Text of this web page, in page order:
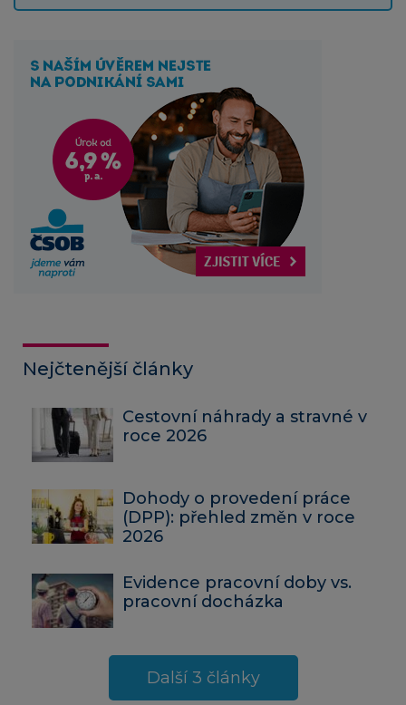
Nejčtenější články
Cestovní náhrady a stravné v
roce 2026
Dohody o provedení práce
(DPP): přehled změn v roce
2026
Evidence pracovní doby vs.
pracovní docházka
Další 3 články